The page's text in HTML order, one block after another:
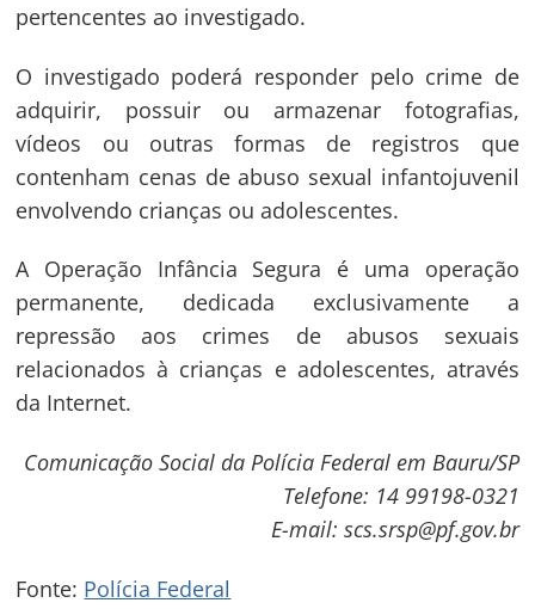
pertencentes ao investigado.
O investigado poderá responder pelo crime de
adquirir, possuir ou armazenar fotografias,
vídeos ou outras formas de registros que
contenham cenas de abuso sexual infantojuvenil
envolvendo crianças ou adolescentes.
A Operação Infância Segura é uma operação
permanente, dedicada exclusivamente a
repressão aos crimes de abusos sexuais
relacionados à crianças e adolescentes, através
da Internet.
Comunicação Social da Polícia Federal em Bauru/SP
Telefone: 14 99198-0321
E-mail: scs.srsp@pf.gov.br
Fonte: Polícia Federal
Navegação
de